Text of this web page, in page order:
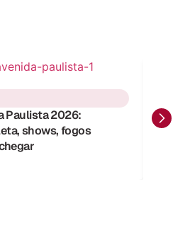
Paulista 2026:
shows, fogos
no